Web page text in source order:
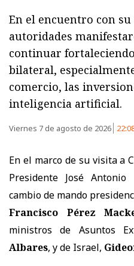
En el encuentro con
autoridades
continuar
bilateral,
comercio, las
inteligencia artificial.
Viernes 7 de agosto de 2026
En el marco de su visita a
Presidente José
cambio de mando
Francisco Pérez
ministros de Asuntos
Albares, y de Israel,